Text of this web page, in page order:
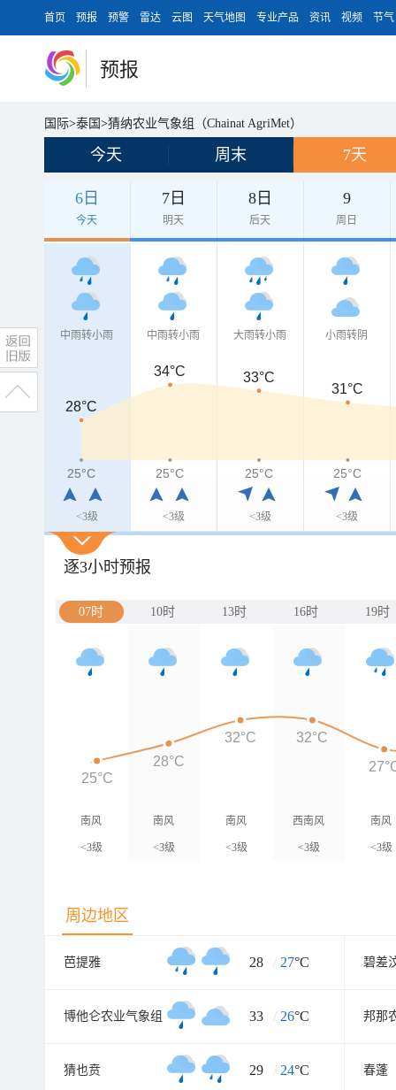
首页 预报 预警 雷达 云图 天气地图 专业产品 资讯 视频 节气
预报
国际>泰国 >猜纳农业气象组（Chainat AgriMet）
今天 周末 7天
6日
今天
7日
明天
8日
后天
9
周日
中雨转小雨
<3级
中雨转小雨
<3级
大雨转小雨
<3级
小雨转阴
<3级
28°C
28°C
34°C 33°C
31°C
25°C
25°C 25°C 25°C 25°C
逐3小时预报
07时 10时 13时 16时 19时
南风
<3级
南风
<3级
南风
<3级
西南风
<3级
南风
<3级
25°C
28°C
32°C 32°C
周边地区
芭提雅 28 / 27°C 碧差
博他仑农业气象组 33 / 26°C 邦那
猜也贲 29 / 24°C 春蓬